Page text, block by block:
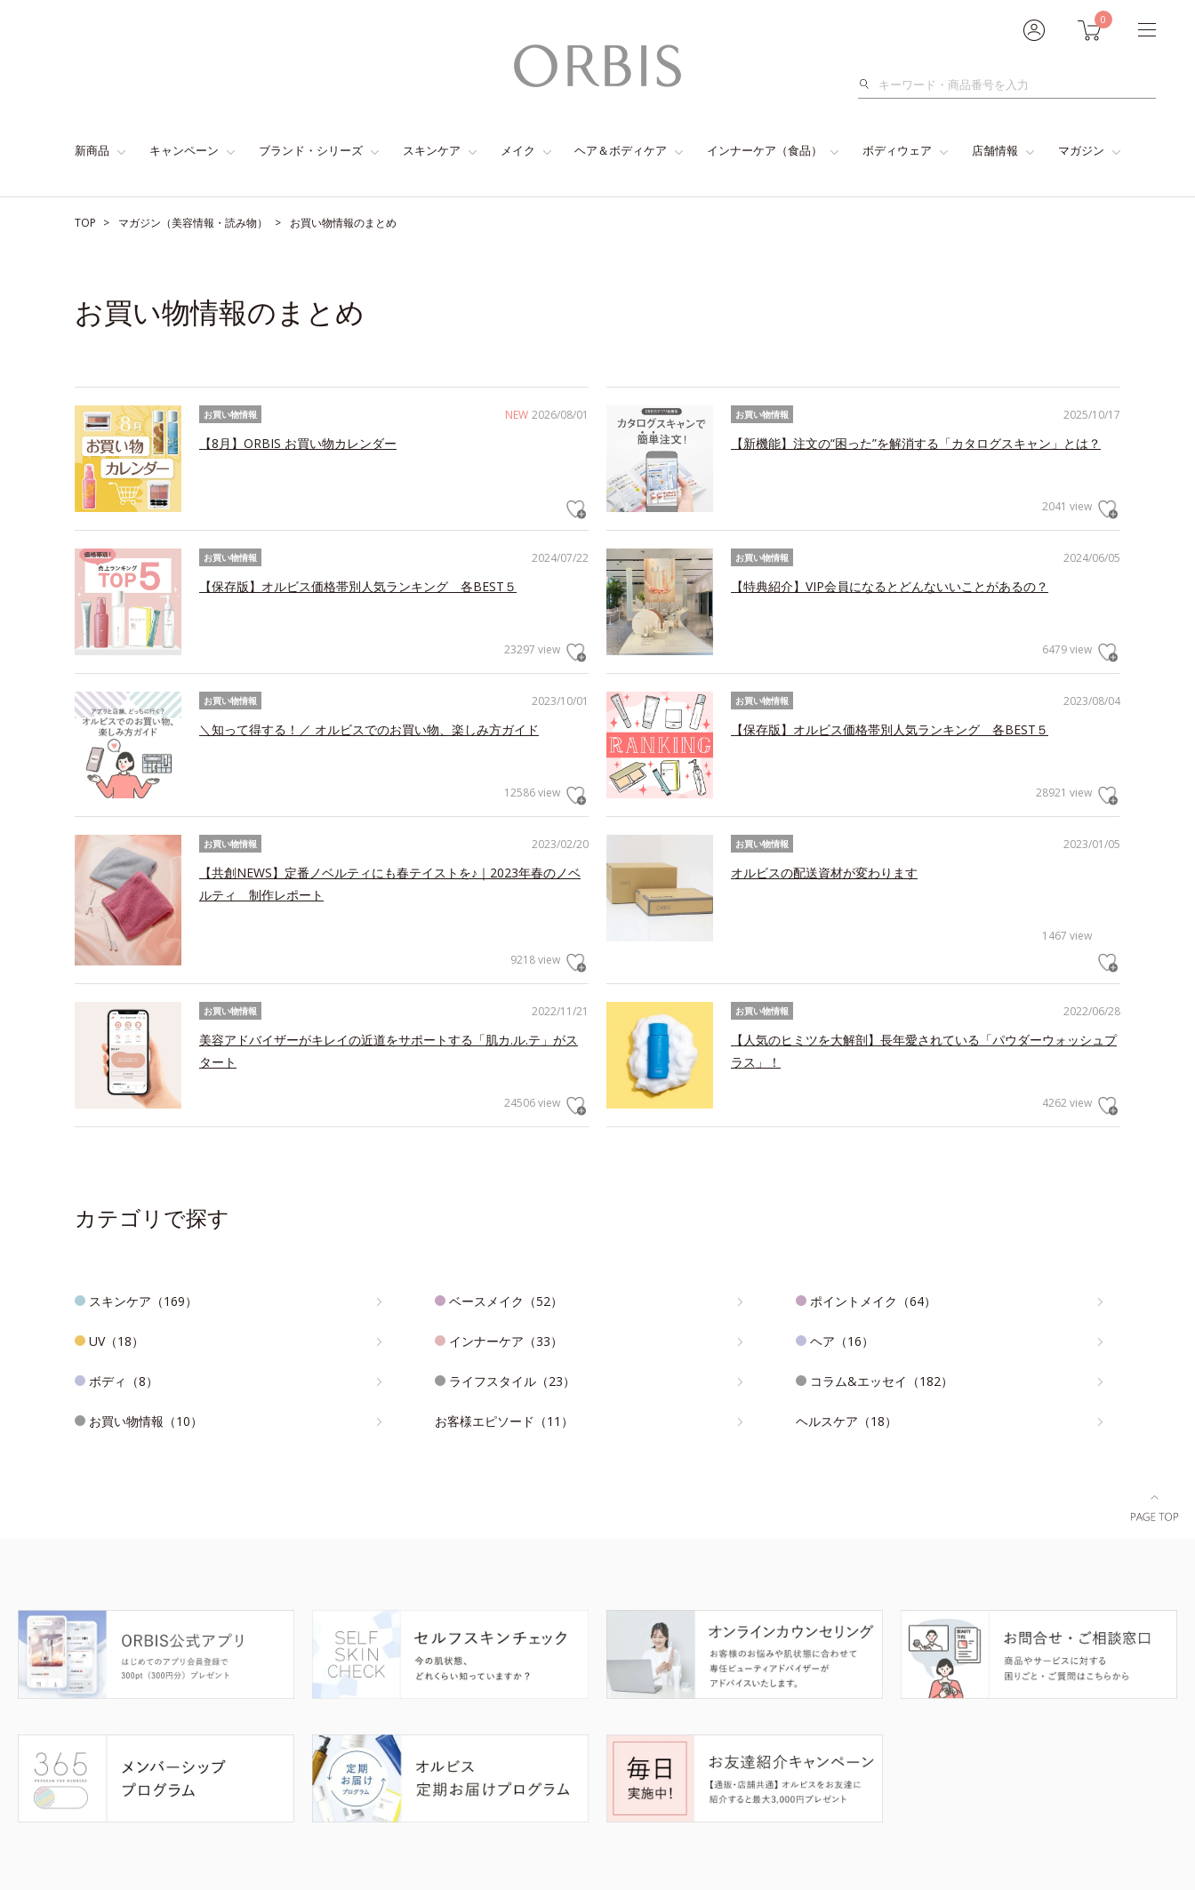
0
検
新商品 キャンペーン ブランド・シリーズ スキンケア メイク ヘア＆ボディケア インナーケア（食品） ボディウェア 店舗情報 マガジン
TOP マガジン（美容情報・読み物） お買い物情報のまとめ
お買い物情報のまとめ
NEW 2026/08/01
お買い物情報
【8月】ORBIS お買い物カレンダー
2025/10/17
お買い物情報
【新機能】注文の“困った”を解消する「カタログスキャン」とは？
2041 view
2024/07/22
お買い物情報
【保存版】オルビス価格帯別人気ランキング 各BEST５
23297 view
2024/06/05
お買い物情報
【特典紹介】VIP会員になるとどんないいことがあるの？
6479 view
2023/10/01
お買い物情報
＼知って得する！／ オルビスでのお買い物、楽しみ方ガイド
12586 view
2023/08/04
お買い物情報
【保存版】オルビス価格帯別人気ランキング 各BEST５
28921 view
2023/02/20
お買い物情報
【共創NEWS】定番ノベルティにも春テイストを♪｜2023年春のノベ
ルティ 制作レポート
9218 view
2023/01/05
お買い物情報
オルビスの配送資材が変わります
1467 view
2022/11/21
お買い物情報
美容アドバイザーがキレイの近道をサポートする「肌カ.ル.テ」がス
タート
24506 view
2022/06/28
お買い物情報
【人気のヒミツを大解剖】長年愛されている「パウダーウォッシュプ
ラス」！
4262 view
カテゴリで探す
スキンケア（169） ベースメイク（52） ポイントメイク（64）
UV（18） インナーケア（33） ヘア（16）
ボディ（8） ライフスタイル（23） コラム&エッセイ（182）
お買い物情報（10） お客様エピソード（11） ヘルスケア（18）